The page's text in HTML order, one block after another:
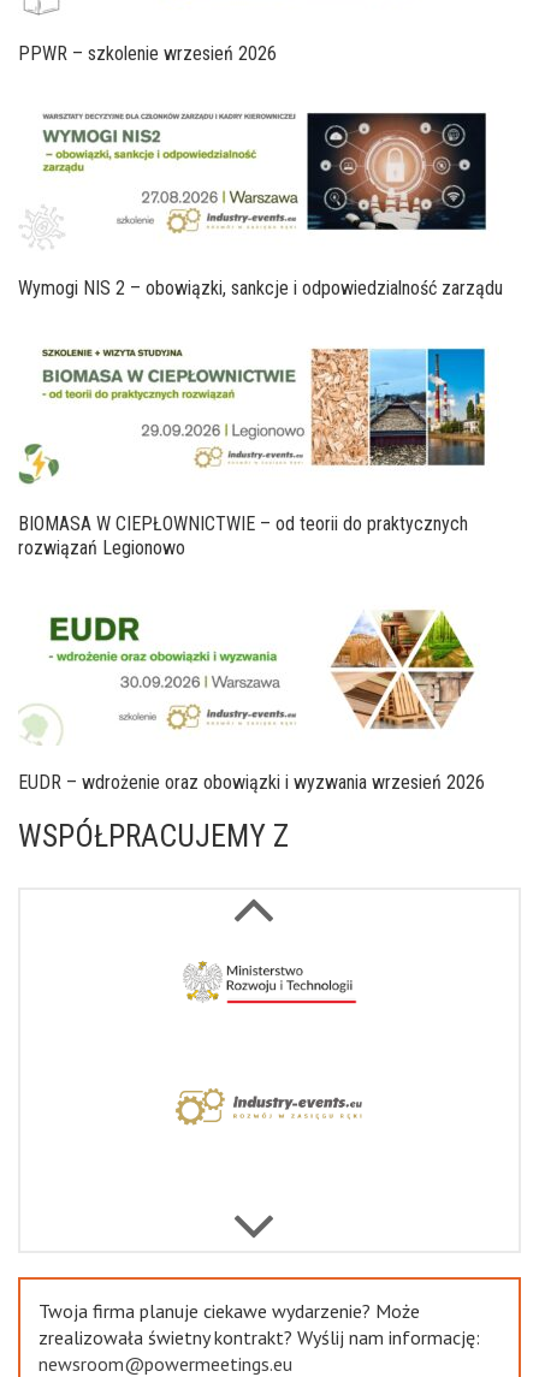
PPWR – szkolenie wrzesień 2026
Wymogi NIS 2 – obowiązki, sankcje i odpowiedzialność zarządu
BIOMASA W CIEPŁOWNICTWIE – od teorii do praktycznych
rozwiązań Legionowo
EUDR – wdrożenie oraz obowiązki i wyzwania wrzesień 2026
WSPÓŁPRACUJEMY Z
Twoja firma planuje ciekawe wydarzenie? Może
zrealizowała świetny kontrakt? Wyślij nam informację:
newsroom@powermeetings.eu